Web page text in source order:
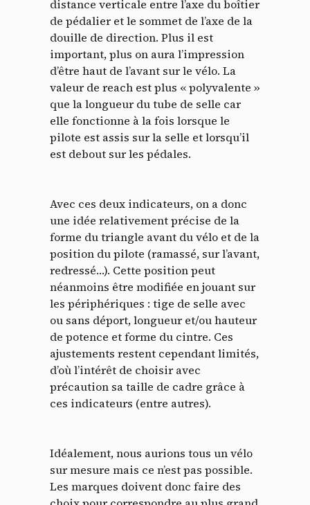
distance verticale entre l’axe du boîtier
de pédalier et le sommet de l’axe de la
douille de direction. Plus il est
important, plus on aura l’impression
d’être haut de l’avant sur le vélo. La
valeur de reach est plus « polyvalente »
que la longueur du tube de selle car
elle fonctionne à la fois lorsque le
pilote est assis sur la selle et lorsqu’il
est debout sur les pédales.
Avec ces deux indicateurs, on a donc
une idée relativement précise de la
forme du triangle avant du vélo et de la
position du pilote (ramassé, sur l’avant,
redressé…). Cette position peut
néanmoins être modifiée en jouant sur
les périphériques : tige de selle avec
ou sans déport, longueur et/ou hauteur
de potence et forme du cintre. Ces
ajustements restent cependant limités,
d’où l’intérêt de choisir avec
précaution sa taille de cadre grâce à
ces indicateurs (entre autres).
Idéalement, nous aurions tous un vélo
sur mesure mais ce n’est pas possible.
Les marques doivent donc faire des